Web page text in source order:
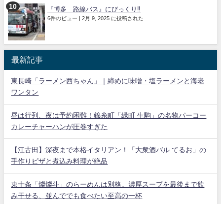
『博多 路線バス』にびっくり‼️
6件のビュー | 2月 9, 2025 に投稿された
最新記事
東長崎「ラーメン西ちゃん」｜締めに味噌・塩ラーメンと海老
ワンタン
昼は行列、夜は予約困難！錦糸町「緑町 生駒」の名物パーコー
カレーチャーハンが圧巻すぎた
【江古田】深夜まで本格イタリアン！「大衆酒バル てるお」の
手作りピザと煮込み料理が絶品
東十条「燦燦斗」のらーめんは別格。濃厚スープを最後まで飲
み干せる、並んででも食べたい至高の一杯